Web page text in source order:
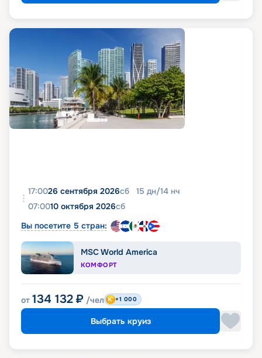
17:0026 сентября 2026сб 15 дн/14 нч
07:0010 октября 2026сб
Вы посетите 5 стран:
MSC World America
КОМФОРТ
от 134 132 ₽ /чел +1 000
Выбрать круиз